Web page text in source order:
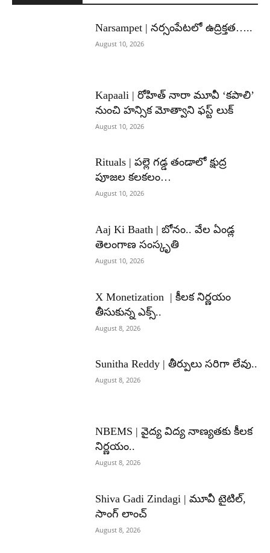
Narsampet | నర్సంపేటలో ఉద్రిక్తత…..
August 10, 2026
Kapaali | రోహిత్ నారా మూవీ ‘కపాలి’
నుంచి హన్సిక మోత్వాని ఫస్ట్ లుక్
August 10, 2026
Rituals | పల్లె గడ్డ తండాలో క్షుద్ర
పూజల కలకలం…
August 10, 2026
Aaj Ki Baath | బోనం.. వేల ఏండ్ల
తెలంగాణ సంస్కృతి
August 10, 2026
X Monetization | కీలక నిర్ణయం
తీసుకున్న ఎక్స్..
August 8, 2026
Sunitha Reddy | తీర్పులు సరిగా లేవు..
August 8, 2026
NBEMS | వైద్య విద్య నాణ్యతకు కీలక
నిర్ణయం..
August 8, 2026
Shiva Gadi Zindagi | మూవీ టైటిల్,
సాంగ్ లాంచ్
August 8, 2026